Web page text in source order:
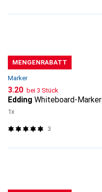
MENGENRABATT
Marker
CHF
3.20 bei 3 Stück
Edding Whiteboard-Marker
1x
3